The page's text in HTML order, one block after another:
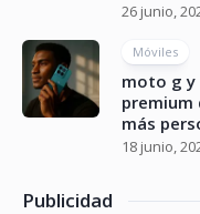
26 junio,
Móviles
moto g y
premium
más
18 junio,
Publicidad